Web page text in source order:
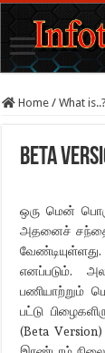
Home / What is..?
Beta
ஒரு மென்
அதனைச்
எனப்படும்.
பணியாற்றும்
பட்டு
(Beta